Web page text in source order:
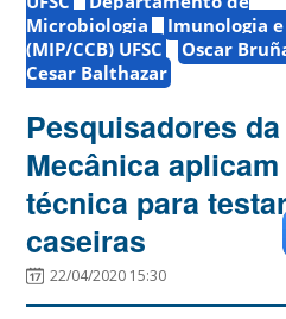
Microbiologia
Imunologia
(MIP/CCB) UFSC
Oscar
Cesar Balthazar
Pesquisadores
Mecânica
técnica para
caseiras
22/04/2020 15:30